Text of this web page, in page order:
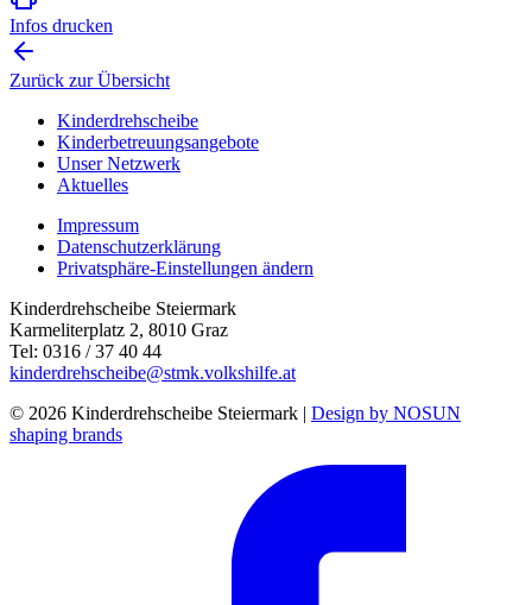
Infos drucken
Zurück zur Übersicht
Kinderdrehscheibe
Kinderbetreuungs­angebote
Unser Netzwerk
Aktuelles
Impressum
Datenschutzerklärung
Privatsphäre-Einstellungen ändern
Kinderdrehscheibe Steiermark
Karmeliterplatz 2, 8010 Graz
Tel: 0316 / 37 40 44
kinderdrehscheibe@stmk.volkshilfe.at
© 2026 Kinderdrehscheibe Steiermark | Design by NOSUN
shaping brands